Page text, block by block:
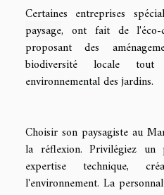
Certaines entreprises
paysage, ont fait de l'éco-
proposant des
biodiversité locale
environnemental des jardins.
Choisir son paysagiste au
la réflexion. Privilégiez un
expertise technique,
l'environnement. La